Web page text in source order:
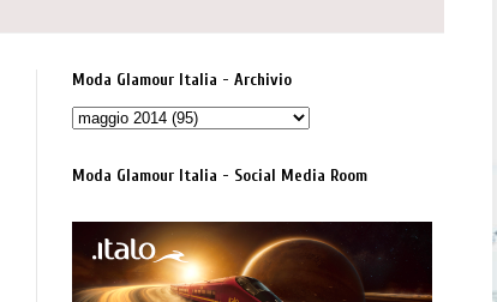
Moda Glamour Italia - Archivio
Moda Glamour Italia - Social Media Room